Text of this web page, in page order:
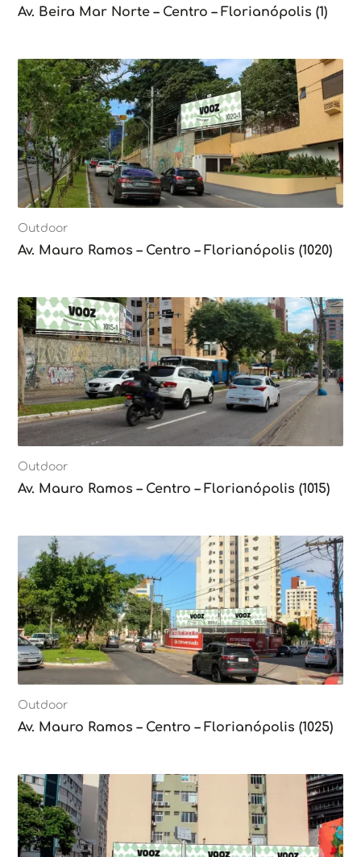
Av. Beira Mar Norte – Centro – Florianópolis (1)
Outdoor
Av. Mauro Ramos – Centro – Florianópolis (1020)
Outdoor
Av. Mauro Ramos – Centro – Florianópolis (1015)
Outdoor
Av. Mauro Ramos – Centro – Florianópolis (1025)